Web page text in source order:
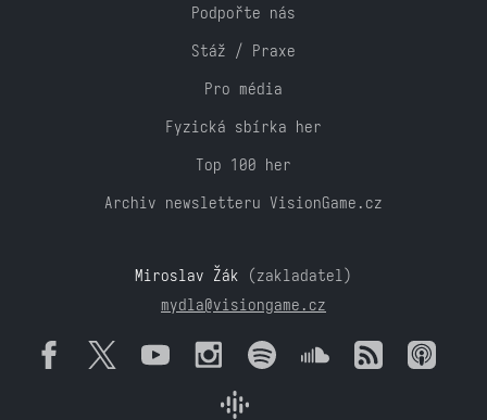
Podpořte nás
Stáž / Praxe
Pro média
Fyzická sbírka her
Top 100 her
Archiv newsletteru VisionGame.cz
Miroslav Žák (zakladatel)
mydla@visiongame.cz